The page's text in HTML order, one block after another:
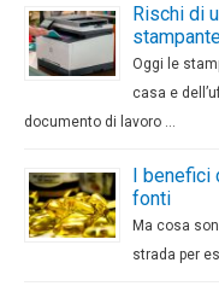
Rischi di
Oggi le
casa e
documento di lavoro …
I benefici
fonti
Ma cosa
strada per